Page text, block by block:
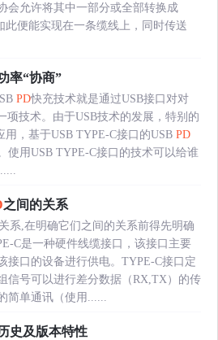
会允许将其中一部分或全部转换成
此便能实现在一条缆线上，同时传送
率“协商”
PD快充技术就是通过USB接口对对
项技术。由于USB技术的发展，特别的
用，基于USB TYPE-C接口的USB PD
使用USB TYPE-C接口的技术可以给谁
之间的关系
系,在明确它们之间的关系前得先明确
C是一种硬件线缆接口，该接口主要
接口的设备进行供电。TYPE-C接口定
信号可以进行差分数据（RX,TX）的传
简单通讯（使用......
史及版本特性